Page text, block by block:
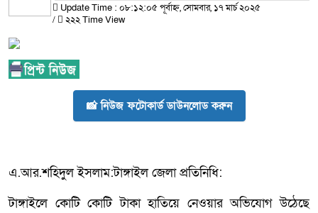
Update Time : ০৮:১২:০৫ পূর্বাহ্ন, সোমবার, ১৭ মার্চ ২০২৫
/
২২২ Time View
📸 নিউজ ফটোকার্ড ডাউনলোড করুন
এ.আর.শহিদুল ইসলাম:টাঙ্গাইল জেলা প্রতিনিধি:
টাঙ্গাইলে কোটি কোটি টাকা হাতিয়ে নেওয়ার অভিযোগ উঠেছে